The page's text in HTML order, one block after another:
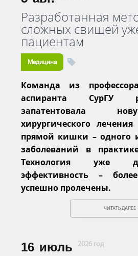
Разработанная
сложных свищей
пациентам
Медицина
Команда из
аспиранта СурГУ
запатентовала
хирургического
прямой кишки – одного
заболеваний в
Технология уже
эффективность –
успешно пролечены.
ЧИТАТЬ ДАЛЕЕ
16 июль 2026 год